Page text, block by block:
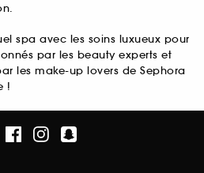
spa avec les soins luxueux pour
par les beauty experts et
les make-up lovers de Sephora
!